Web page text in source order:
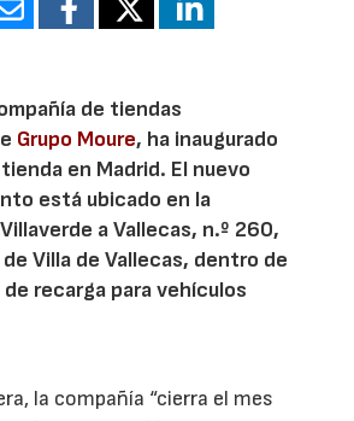
de tiendas
Grupo Moure, ha inaugurado
en Madrid. El nuevo
está ubicado en la
a Vallecas, n.º 260,
Villa de Vallecas, dentro de
recarga para vehículos
la compañía “cierra el mes